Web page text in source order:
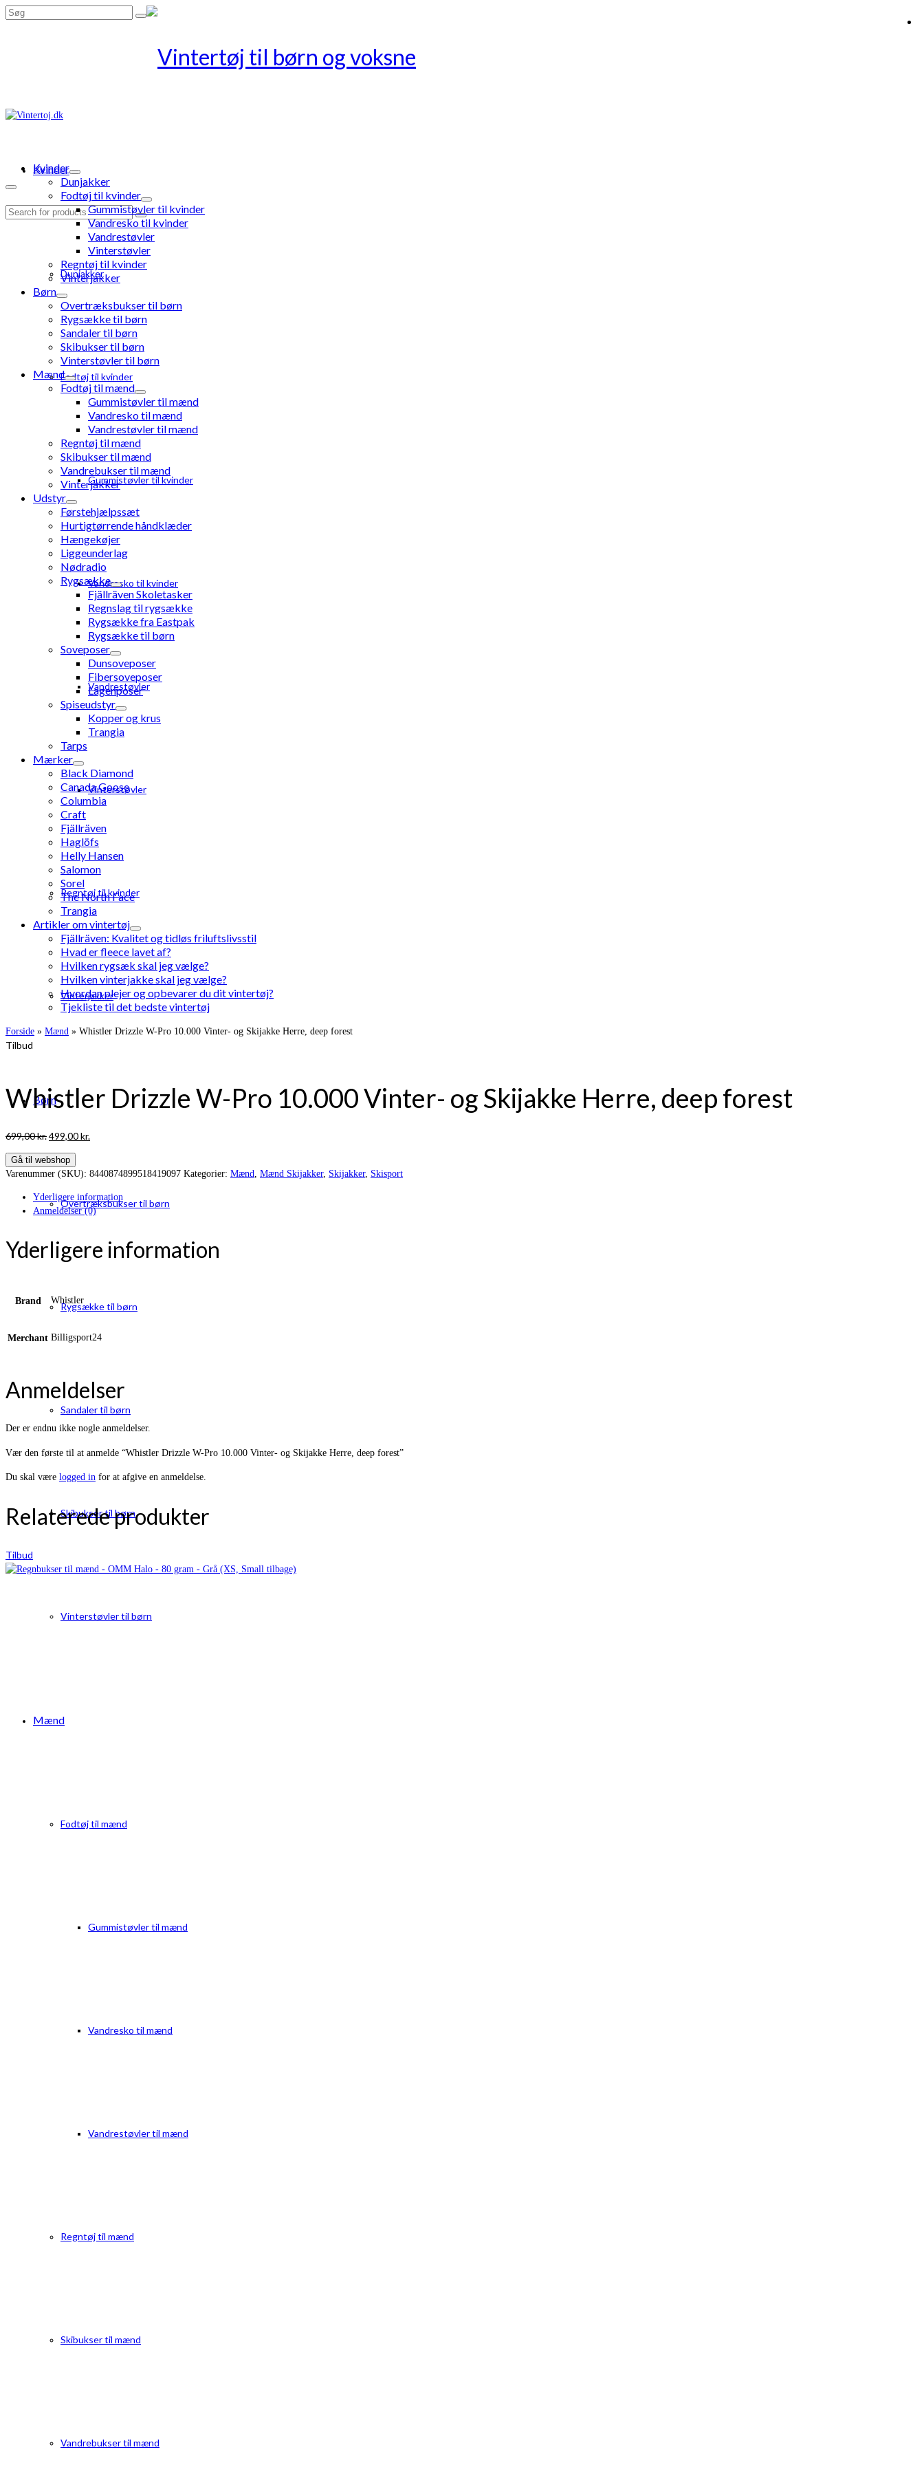
Search
Kvinder
Dunjakker
Fodtøj til kvinder
Gummistøvler til kvinder
Vandresko til kvinder
Vandrestøvler
Vinterstøvler
Regntøj til kvinder
Vinterjakker
Børn
Overtræksbukser til børn
Rygsække til børn
Sandaler til børn
Skibukser til børn
Vinterstøvler til børn
Mænd
Fodtøj til mænd
Gummistøvler til mænd
Vandresko til mænd
Vandrestøvler til mænd
Regntøj til mænd
Skibukser til mænd
Vandrebukser til mænd
Search
Kvinder
Dunjakker
Fodtøj til kvinder
Gummistøvler til kvinder
Vandresko til kvinder
Vandrestøvler
Vinterstøvler
Regntøj til kvinder
Vinterjakker
Børn
Overtræksbukser til børn
Rygsække til børn
Sandaler til børn
Skibukser til børn
Vinterstøvler til børn
Mænd
Fodtøj til mænd
Gummistøvler til mænd
Vandresko til mænd
Vandrestøvler til mænd
Regntøj til mænd
Skibukser til mænd
Vandrebukser til mænd
Vinterjakker
Udstyr
Førstehjælpssæt
Hurtigtørrende håndklæder
Hængekøjer
Liggeunderlag
Nødradio
Rygsække
Fjällräven Skoletasker
Regnslag til rygsække
Rygsække fra Eastpak
Rygsække til børn
Soveposer
Dunsoveposer
Fibersoveposer
Lagenposer
Spiseudstyr
Kopper og krus
Trangia
Tarps
Mærker
Black Diamond
Canada Goose
Columbia
Craft
Fjällräven
Haglöfs
Helly Hansen
Salomon
Sorel
The North Face
Trangia
Artikler om vintertøj
Fjällräven: Kvalitet og tidløs friluftslivsstil
Hvad er fleece lavet af?
Hvilken rygsæk skal jeg vælge?
Hvilken vinterjakke skal jeg vælge?
Hvordan plejer og opbevarer du dit vintertøj?
Tjekliste til det bedste vintertøj
Forside » Mænd » Whistler Drizzle W-Pro 10.000 Vinter- og Skijakke Herre, deep forest
Tilbud
Whistler Drizzle W-Pro 10.000 Vinter- og Skijakke Herre, deep forest
699,00kr.Den
pris
var:
499,00kr.
er:
Gå til webshop
Varenummer (SKU): 8440874899518419097 Kategorier: Mænd Mænd Skijakker, Skijakker, Skisport
Yderligere information
Anmeldelser (0)
Yderligere information
Brand Whistler
Merchant Billigsport24
Anmeldelser
Der er endnu ikke nogle anmeldelser.
Vær den første til at anmelde “Whistler Drizzle W-Pro 10.000 Vinter- og Skijakke Herre, deep forest”
Du skal være logged in for at afgive en anmeldelse.
Relaterede produkter
Tilbud